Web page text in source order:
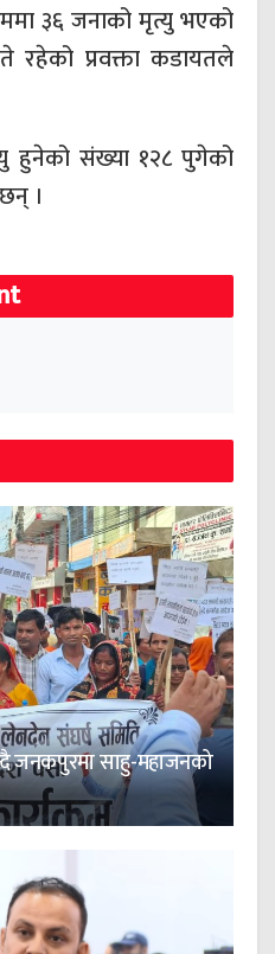
३६ जनाको मृत्यु भएको
रहेको प्रवक्ता कडायतले
हुनेको संख्या १२८ पुगेको
।
जनकपुरमा साहु-महाजनको